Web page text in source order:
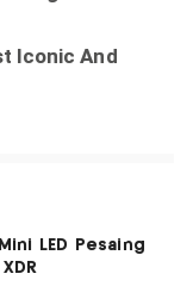
LED Pesaing